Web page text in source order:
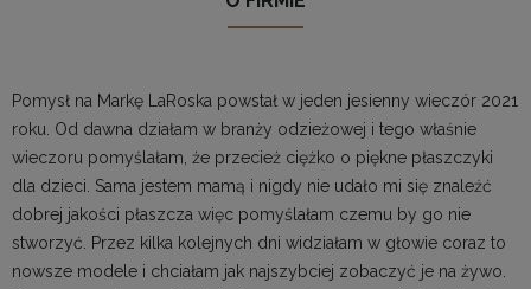
Pomysł na Markę LaRoska powstał w jeden jesienny wieczór 2021
roku. Od dawna działam w branży odzieżowej i tego właśnie
wieczoru pomyślałam, że przecież ciężko o piękne płaszczyki
dla dzieci. Sama jestem mamą i nigdy nie udało mi się znaleźć
dobrej jakości płaszcza więc pomyślałam czemu by go nie
stworzyć. Przez kilka kolejnych dni widziałam w głowie coraz to
nowsze modele i chciałam jak najszybciej zobaczyć je na żywo.